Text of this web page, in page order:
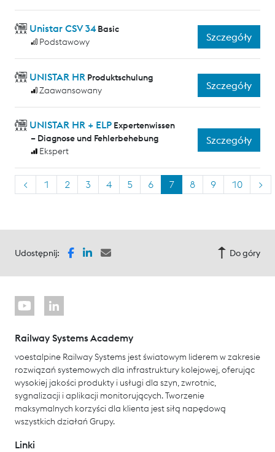
Unistar CSV 34 Basic
Podstawowy
Szczegóły
UNISTAR HR Produktschulung
Zaawansowany
Szczegóły
UNISTAR HR + ELP Expertenwissen
– Diagnose und Fehlerbehebung
Ekspert
Szczegóły
< 1 2 3 4 5 6 7 8 9 10 >
Udostępnij: Do góry
Railway Systems Academy
voestalpine Railway Systems jest światowym liderem w zakresie
rozwiązań systemowych dla infrastruktury kolejowej, oferując
wysokiej jakości produkty i usługi dla szyn, zwrotnic,
sygnalizacji i aplikacji monitorujących. Tworzenie
maksymalnych korzyści dla klienta jest siłą napędową
wszystkich działań Grupy.
Linki